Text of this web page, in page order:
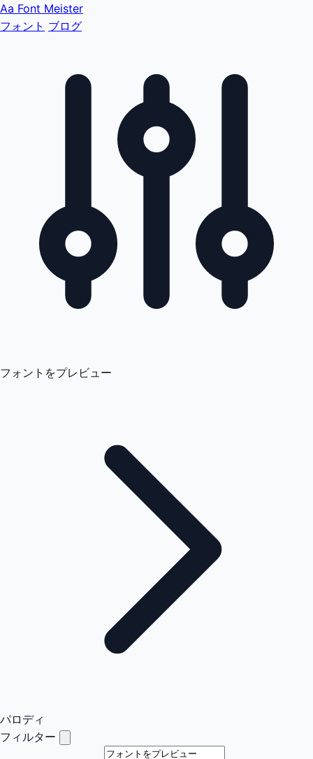
Aa Font Meister
フォント ブログ
フォントをプレビュー
パロディ
フィルター